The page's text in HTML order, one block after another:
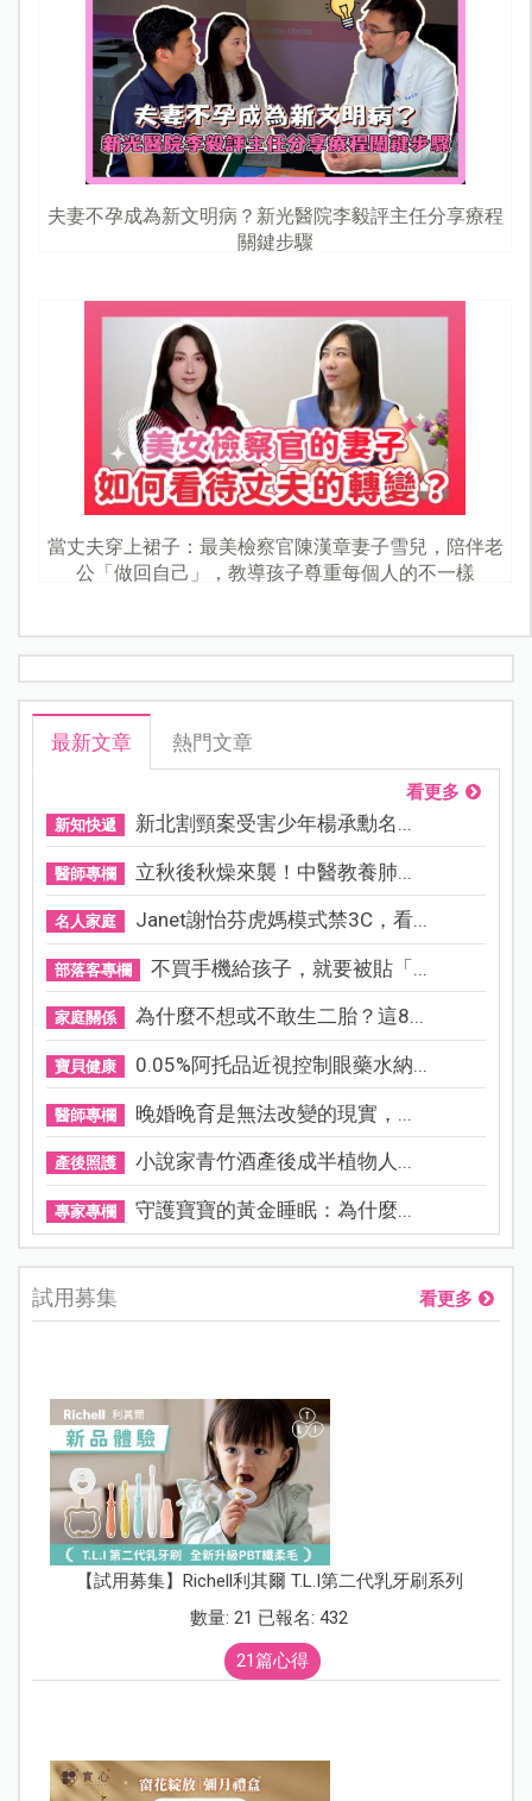
夫妻不孕成為新文明病？新光醫院李毅評主任分享療程
關鍵步驟
當丈夫穿上裙子：最美檢察官陳漢章妻子雪兒，陪伴老
公「做回自己」，教導孩子尊重每個人的不一樣
最新文章 熱門文章
看更多
新知快遞 新北割頸案受害少年楊承勳名...
醫師專欄 立秋後秋燥來襲！中醫教養肺...
名人家庭 Janet謝怡芬虎媽模式禁3C，看...
部落客專欄 不買手機給孩子，就要被貼「...
家庭關係 為什麼不想或不敢生二胎？這8...
寶貝健康 0.05%阿托品近視控制眼藥水納...
醫師專欄 晚婚晚育是無法改變的現實，...
產後照護 小說家青竹酒產後成半植物人...
專家專欄 守護寶寶的黃金睡眠：為什麼...
試用募集 看更多
【試用募集】Richell利其爾 T.L.I第二代乳牙刷系列
數量: 21 已報名: 432
21篇心得